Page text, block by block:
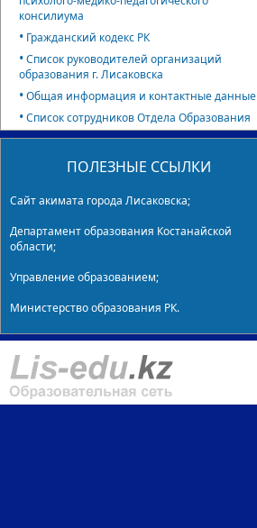
консилиума
• Гражданский кодекс РК
•Список руководителей организаций
образования г. Лисаковска
•Общая информация и контактные данные
•Список сотрудников Отдела Образования
ПОЛЕЗНЫЕ ССЫЛКИ
Сайт акимата города Лисаковска;
Департамент образования Костанайской
области;
Управление образованием;
Министерство образования РК.